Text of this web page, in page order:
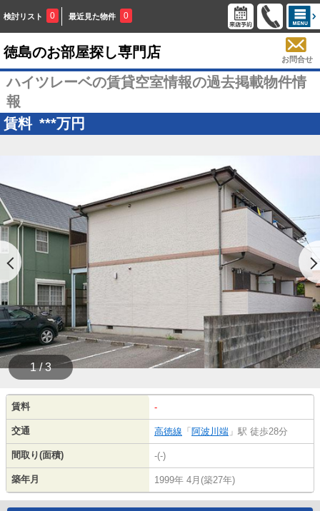
検討リスト 0 最近見た物件 0
徳島のお部屋探し専門店 お問合せ
ハイツレーベの賃貸空室情報の過去掲載物件情
報
賃料 ***万円
1 / 3
賃料 -
交通 高徳線 「 阿波川端 」駅 徒歩28分
間取り(面積) -(-)
築年月 1999年 4月(築27年)